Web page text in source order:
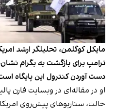
مایکل کوگلمن، تحلیلگر ارشد
ترامپ برای بازگشت به بگرام
دست‌ آوردن کنترول این پایگاه
او در مقاله‌ای در وبسایت فارن
حالت، سناریوهای پیش‌روی